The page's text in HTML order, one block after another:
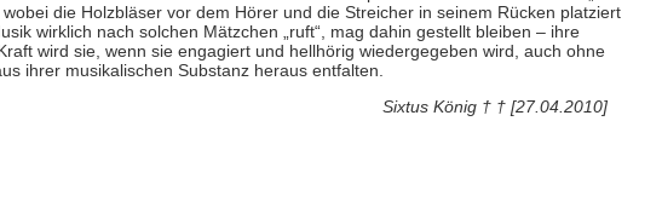
wobei die Holzbläser vor dem Hörer und die Streicher in seinem Rücken platziert
wirklich nach solchen Mätzchen „ruft“, mag dahin gestellt bleiben – ihre
wird sie, wenn sie engagiert und hellhörig wiedergegeben wird, auch ohne
ihrer musikalischen Substanz heraus entfalten.
Sixtus König † † [27.04.2010]